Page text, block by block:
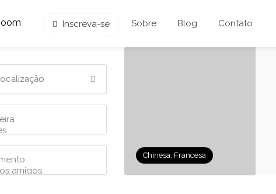
Inscreva-se Sobre Blog Contato
Chinesa, Francesa